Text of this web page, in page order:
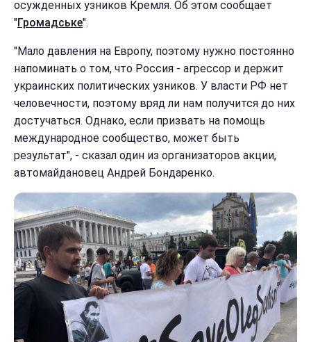
осужденных узников Кремля. Об этом сообщает
"Громадське".
"Мало давления на Европу, поэтому нужно постоянно
напоминать о том, что Россия - агрессор и держит
украинских политических узников. У власти РФ нет
человечности, поэтому вряд ли нам получится до них
достучаться. Однако, если призвать на помощь
международное сообщество, может быть
результат", - сказал один из организаторов акции,
автомайдановец Андрей Бондаренко.